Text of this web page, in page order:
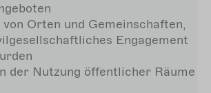
Orten und Gemeinschaften,
Engagement
der Nutzung öffentlicher Räume